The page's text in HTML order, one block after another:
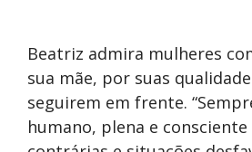
Beatriz admira mulheres
sua mãe, por suas
seguirem em frente.
humano, plena e